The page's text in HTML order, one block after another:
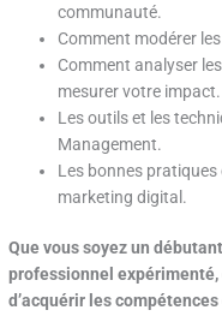
communauté.
Comment modérer
Comment analyser
mesurer votre impact.
Les outils et les
Management.
Les bonnes
marketing digital.
Que vous soyez un
professionnel
d’acquérir les